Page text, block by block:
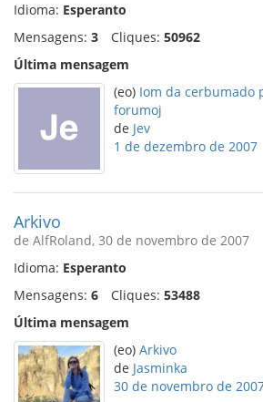
Idioma: Esperanto
Mensagens: 3 Cliques: 50962
Última mensagem
(eo) Iom da cerbumado
forumoj
de Jev
1 de dezembro de 2007
Arkivo
de AlfRoland, 30 de novembro de 2007
Idioma: Esperanto
Mensagens: 6 Cliques: 53488
Última mensagem
(eo) Arkivo
de Jasminka
30 de novembro de